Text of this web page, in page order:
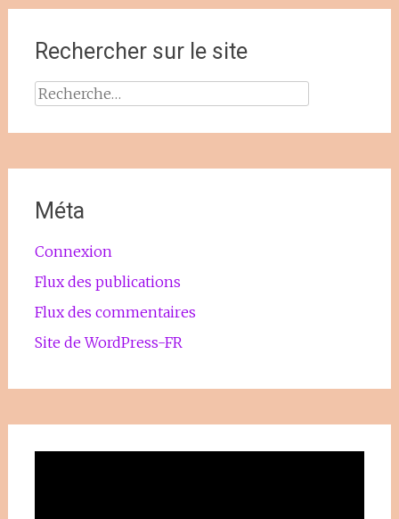
Rechercher sur le site
Rechercher :
Méta
Connexion
Flux des publications
Flux des commentaires
Site de WordPress-FR